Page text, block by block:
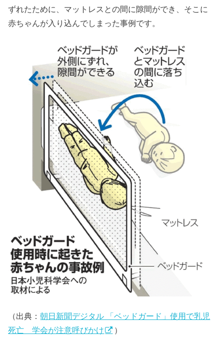
ずれたために、マットレスとの間に隙間ができ、そこに
赤ちゃんが入り込んでしまった事例です。
（出典：朝日新聞デジタル 「ベッドガード」使用で乳児
死亡 学会が注意呼びかけ
）